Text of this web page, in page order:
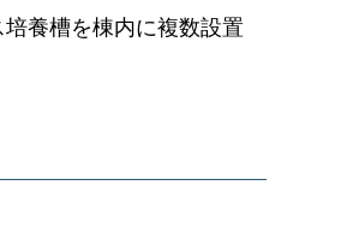
養槽を棟内に複数設置